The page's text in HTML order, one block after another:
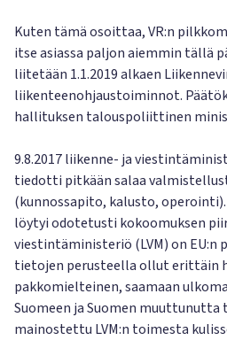
Kuten tämä osoittaa, VR:n
itse asiassa paljon aiemmin tällä
liitetään 1.1.2019 alkaen
liikenteenohjaustoiminnot.
hallituksen talouspoliittinen
9.8.2017 liikenne- ja
tiedotti pitkään salaa
(kunnossapito, kalusto,
löytyi odotetusti kokoomuksen
viestintäministeriö (LVM) on EU:n
tietojen perusteella ollut erittäin
pakkomielteinen, saamaan
Suomeen ja Suomen
mainostettu LVM:n toimesta